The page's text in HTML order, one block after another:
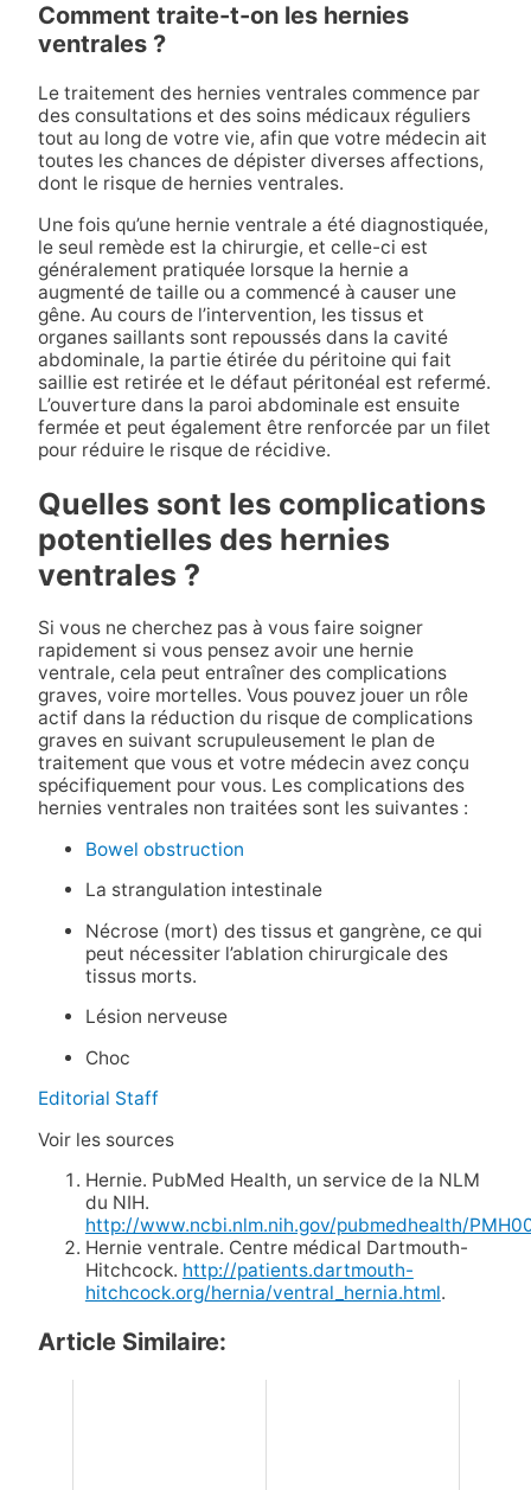
Comment traite-t-on les hernies
ventrales ?
Le traitement des hernies ventrales commence par
des consultations et des soins médicaux réguliers
tout au long de votre vie, afin que votre médecin ait
toutes les chances de dépister diverses affections,
dont le risque de hernies ventrales.
Une fois qu’une hernie ventrale a été diagnostiquée,
le seul remède est la chirurgie, et celle-ci est
généralement pratiquée lorsque la hernie a
augmenté de taille ou a commencé à causer une
gêne. Au cours de l’intervention, les tissus et
organes saillants sont repoussés dans la cavité
abdominale, la partie étirée du péritoine qui fait
saillie est retirée et le défaut péritonéal est refermé.
L’ouverture dans la paroi abdominale est ensuite
fermée et peut également être renforcée par un filet
pour réduire le risque de récidive.
Quelles sont les complications
potentielles des hernies
ventrales ?
Si vous ne cherchez pas à vous faire soigner
rapidement si vous pensez avoir une hernie
ventrale, cela peut entraîner des complications
graves, voire mortelles. Vous pouvez jouer un rôle
actif dans la réduction du risque de complications
graves en suivant scrupuleusement le plan de
traitement que vous et votre médecin avez conçu
spécifiquement pour vous. Les complications des
hernies ventrales non traitées sont les suivantes :
Bowel obstruction
La strangulation intestinale
Nécrose (mort) des tissus et gangrène, ce qui
peut nécessiter l’ablation chirurgicale des
tissus morts.
Lésion nerveuse
Choc
Editorial Staff
Voir les sources
Hernie. PubMed Health, un service de la NLM
du NIH.
http://www.ncbi.nlm.nih.gov/pubmedhealth/
Hernie ventrale. Centre médical Dartmouth-
Hitchcock. http://patients.dartmouth-
hitchcock.org/hernia/ventral_hernia.html.
Article Similaire: